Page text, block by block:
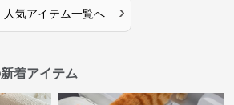
人気アイテム一覧へ ›
着アイテム